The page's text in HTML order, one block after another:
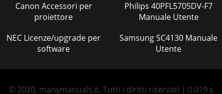
Canon Accessori per
proiettore
NEC Licenze/upgrade per
software
Philips 40PFL5705DV-F7
Manuale Utente
Samsung SC4130 Manuale
Utente
© 2020, manymanuals.it. Tutti i diritti riservati | 0.019 s